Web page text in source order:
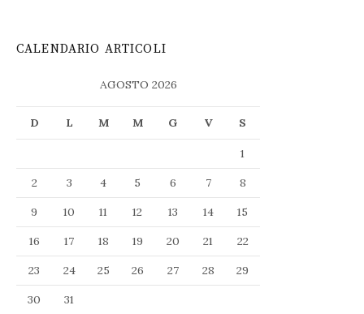
CALENDARIO ARTICOLI
AGOSTO 2026
D L M M G V S
1
2
3 4 5 6 7
8
9
10 11 12 13 14
15
16
17 18 19 20 21
22
23
24 25 26 27 28
29
30
31